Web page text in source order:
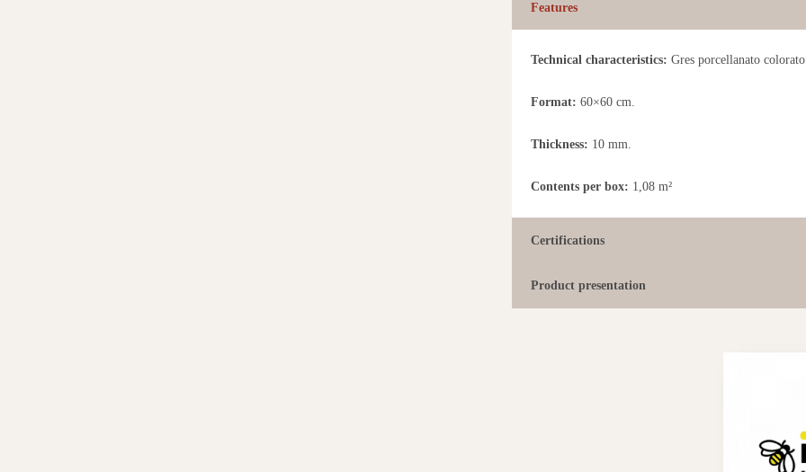
Features
Technical characteristics: Gres porcellanato
Format: 60×60 cm.
Thickness: 10 mm.
Contents per box: 1,08 m²
Certifications
Product presentation